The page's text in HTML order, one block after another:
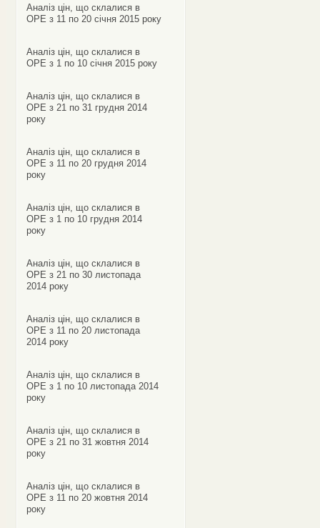
Аналіз цін, що склалися в
ОРЕ з 11 по 20 січня 2015 року
Аналіз цін, що склалися в
ОРЕ з 1 по 10 січня 2015 року
Аналіз цін, що склалися в
ОРЕ з 21 по 31 грудня 2014
року
Аналіз цін, що склалися в
ОРЕ з 11 по 20 грудня 2014
року
Аналіз цін, що склалися в
ОРЕ з 1 по 10 грудня 2014
року
Аналіз цін, що склалися в
ОРЕ з 21 по 30 листопада
2014 року
Аналіз цін, що склалися в
ОРЕ з 11 по 20 листопада
2014 року
Аналіз цін, що склалися в
ОРЕ з 1 по 10 листопада 2014
року
Аналіз цін, що склалися в
ОРЕ з 21 по 31 жовтня 2014
року
Аналіз цін, що склалися в
ОРЕ з 11 по 20 жовтня 2014
року